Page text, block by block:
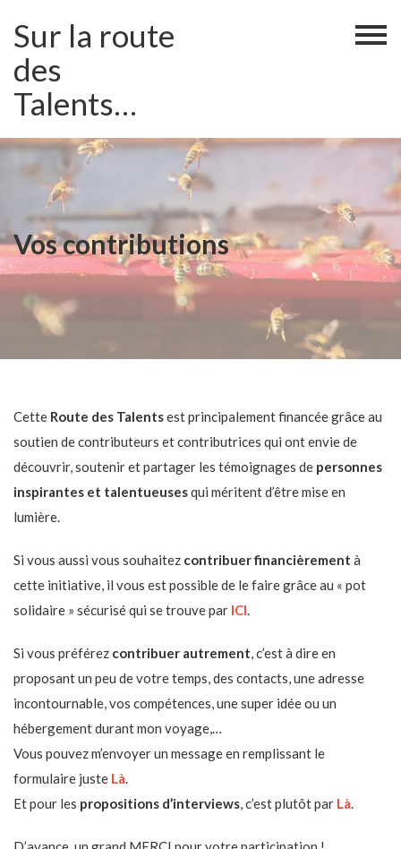
content
Sur la route
des
Talents…
Vos contributions
Cette Route des Talentsest principalement financée grâce au
soutien de contributeurs et contributrices qui ont envie de
découvrir, soutenir et partager les témoignages de personnes
inspirantes et talentueusesqui méritent d’être mise en
lumière.
Si vous aussi vous souhaitez contribuer financièrement à
cette initiative, il vous est possible de le faire grâce au « pot
solidaire » sécurisé qui se trouve par ICI.
Si vous préférez contribuer autrement, c’est à dire en
proposant un peu de votre temps, des contacts, une adresse
incontournable, vos compétences, une super idée ou un
hébergement durant mon voyage,…
Vous pouvez m’envoyer un message en remplissant le
formulaire juste Là.
Et pour les propositions d’interviews, c’est plutôt par Là.